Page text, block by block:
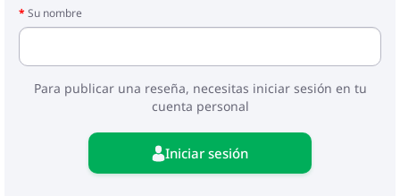
Su nombre
Para publicar una reseña, necesitas iniciar sesión en tu
cuenta personal
Iniciar sesión